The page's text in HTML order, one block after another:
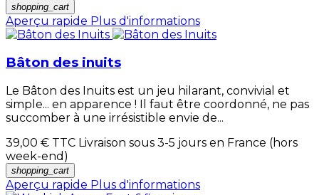
shopping_cart
Aperçu rapide Plus d'informations
Bâton des inuits
Le Bâton des Inuits est un jeu hilarant, convivial et
simple... en apparence ! Il faut être coordonné, ne pas
succomber à une irrésistible envie de...
39,00 € TTC Livraison sous 3-5 jours en France (hors
week-end)
shopping_cart
Aperçu rapide Plus d'informations